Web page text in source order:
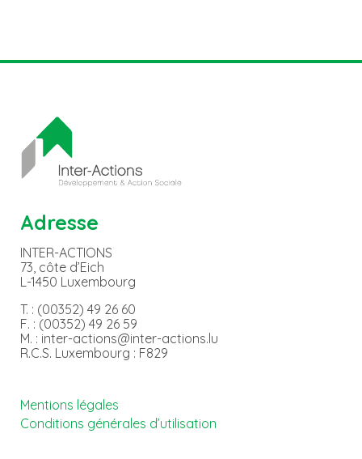
Adresse
INTER-ACTIONS
73, côte d’Eich
L-1450 Luxembourg
T. : (00352) 49 26 60
F. : (00352) 49 26 59
M. : inter-actions@inter-actions.lu
R.C.S. Luxembourg : F829
Mentions légales
Conditions générales d’utilisation